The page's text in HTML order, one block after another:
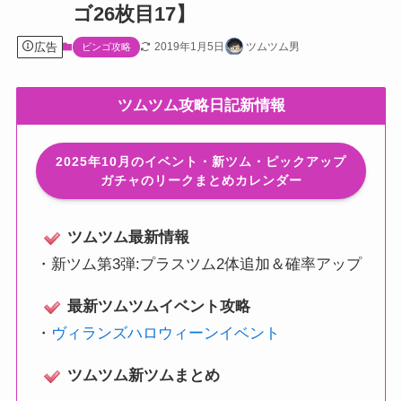
ゴ26枚目17】
広告 ビンゴ攻略 2019年1月5日 ツムツム男
ツムツム攻略日記新情報
2025年10月のイベント・新ツム・ピックアップ
ガチャのリークまとめカレンダー
ツムツム最新情報
・ 新ツム第3弾:プラスツム2体追加＆確率アップ
最新ツムツムイベント攻略
・ ヴィランズハロウィーンイベント
ツムツム新ツムまとめ